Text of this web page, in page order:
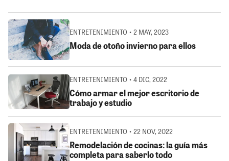
ENTRETENIMIENTO • 2 MAY, 2023
Moda de otoño invierno para ellos
ENTRETENIMIENTO • 4 DIC, 2022
Cómo armar el mejor escritorio de
trabajo y estudio
ENTRETENIMIENTO • 22 NOV, 2022
Remodelación de cocinas: la guía más
completa para saberlo todo